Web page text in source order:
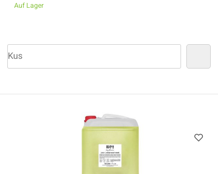
Auf Lager